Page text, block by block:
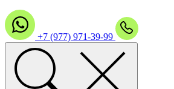
+7 (977) 971-39-99